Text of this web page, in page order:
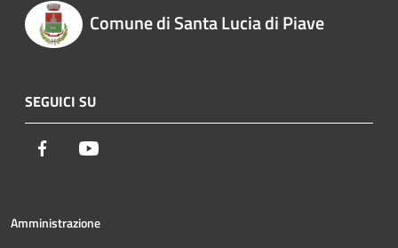
Comune di Santa Lucia di Piave
SEGUICI SU
Facebook
Amministrazione